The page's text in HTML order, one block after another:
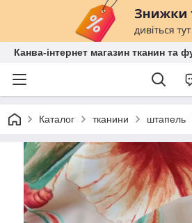
Канва-інтернет магазин тканин та
Каталог тканини штапель